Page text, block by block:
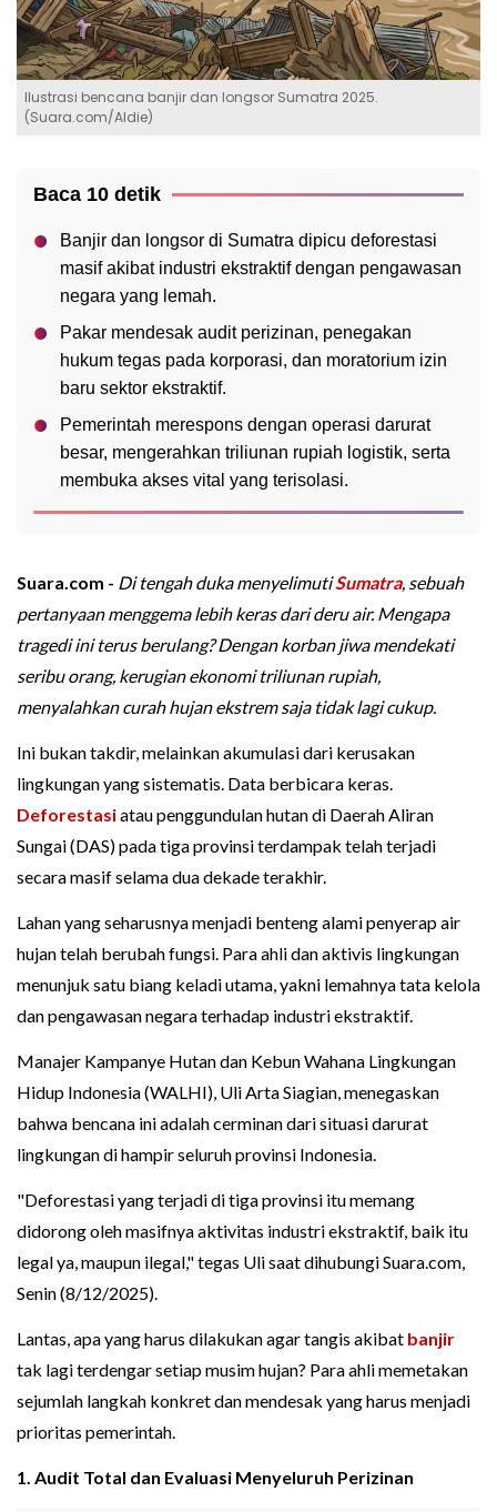
Ilustrasi bencana banjir dan longsor Sumatra 2025.
(Suara.com/Aldie)
Baca 10 detik
Banjir dan longsor di Sumatra dipicu deforestasi
masif akibat industri ekstraktif dengan pengawasan
negara yang lemah.
Pakar mendesak audit perizinan, penegakan
hukum tegas pada korporasi, dan moratorium izin
baru sektor ekstraktif.
Pemerintah merespons dengan operasi darurat
besar, mengerahkan triliunan rupiah logistik, serta
membuka akses vital yang terisolasi.
Suara.com - Di tengah duka menyelimutiSumatra, sebuah
pertanyaan menggema lebih keras dari deru air. Mengapa
tragedi ini terus berulang? Dengan korban jiwa mendekati
seribu orang, kerugian ekonomi triliunan rupiah,
menyalahkan curah hujan ekstrem saja tidak lagi cukup.
Ini bukan takdir, melainkan akumulasi dari kerusakan
lingkungan yang sistematis. Data berbicara keras.
Deforestasiatau penggundulan hutan di Daerah Aliran
Sungai (DAS) pada tiga provinsi terdampak telah terjadi
secara masif selama dua dekade terakhir.
Lahan yang seharusnya menjadi benteng alami penyerap air
hujan telah berubah fungsi. Para ahli dan aktivis lingkungan
menunjuk satu biang keladi utama, yakni lemahnya tata kelola
dan pengawasan negara terhadap industri ekstraktif.
Manajer Kampanye Hutan dan Kebun Wahana Lingkungan
Hidup Indonesia (WALHI), Uli Arta Siagian, menegaskan
bahwa bencana ini adalah cerminan dari situasi darurat
lingkungan di hampir seluruh provinsi Indonesia.
"Deforestasi yang terjadi di tiga provinsi itu memang
didorong oleh masifnya aktivitas industri ekstraktif, baik itu
legal ya, maupun ilegal," tegas Uli saat dihubungi Suara.com,
Senin (8/12/2025).
Lantas, apa yang harus dilakukan agar tangis akibat banjir
tak lagi terdengar setiap musim hujan? Para ahli memetakan
sejumlah langkah konkret dan mendesak yang harus menjadi
prioritas pemerintah.
1. Audit Total dan Evaluasi Menyeluruh Perizinan